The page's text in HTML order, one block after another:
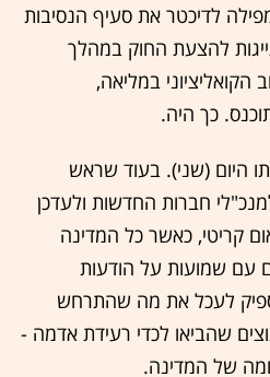
לדיכטר את סעיף הנסיבות
להצעת החוק במהלך
במליאה,
כך היה.
היום (שני). בעוד שראש
חברות החדשות ולעדכן
קריטי, כאשר כל המדינה
עם שמועות על הודעות
לעכל את מה שהתרחש
שהביאו לכדי רעידת אדמה -
של המדינה.